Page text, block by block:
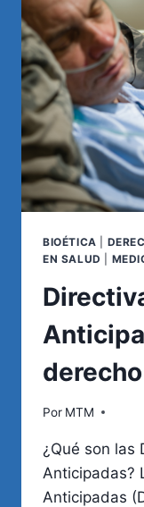
BIOÉTICA
EN SALUD
Por MTM
¿Qué son las
Anticipadas?
Anticipadas